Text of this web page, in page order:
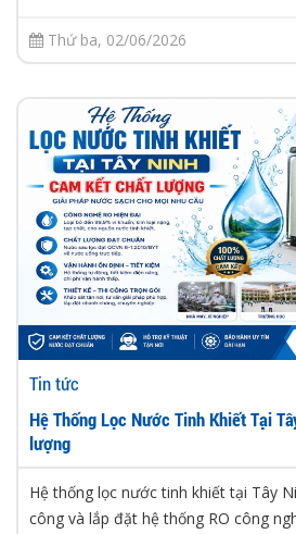
Thứ ba, 02/06/2026
Tin tức
Hệ Thống Lọc Nước Tinh Khiết Tại
lượng
Hệ thống lọc nước tinh khiết tại Tây
công và lắp đặt hệ thống RO công